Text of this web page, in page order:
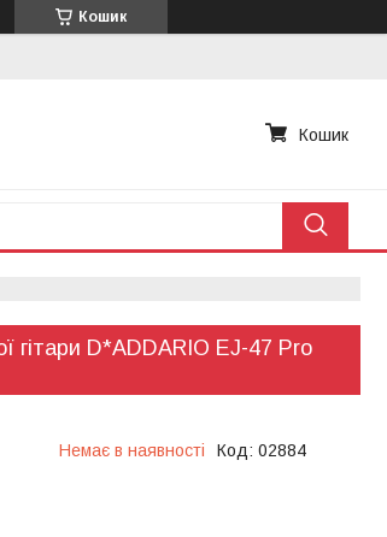
Кошик
Кошик
гітари D*ADDARIO EJ-47 Pro
Немає в наявності Код: 02884